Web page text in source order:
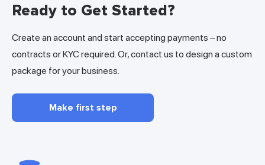
Ready to Get Started?
Create an account and start accepting payments – no
contracts or KYC required. Or, contact us to design a custom
package for your business.
Make first step